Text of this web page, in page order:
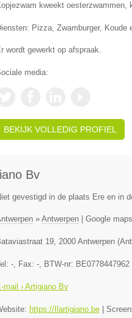
kweekt oesterzwammen,
Pizza, Zwamburger, Koude
wordt gewerkt op afspraak.
media:
BEKIJK VOLLEDIG PROFIEL
Bv
gevestigd in de plaats Ere en in
» Antwerpen| Google maps
19, 2000 Antwerpen(
-, Fax: -, BTW-nr: BE0778447962
mail › Artigiano Bv
https://Ilartigiano.be|